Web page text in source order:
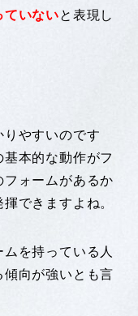
ていないと表現し
りやすいのです
本的な動作がフ
フォームがあるか
できますよね。
を持っている人
向が強いとも言